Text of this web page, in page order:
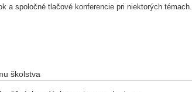
a spoločné tlačové konferencie pri niektorých témach.
školstva